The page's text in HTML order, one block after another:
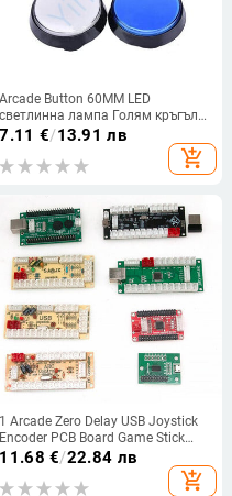
Arcade Button 60MM LED
светлинна лампа Голям кръгъл
Arcade Video Game Player Push
Button Switch Машина за аркадни
игри
7.11 €/13.91 лв
add_shopping_cart
1 Arcade Zero Delay USB Joystick
Encoder PCB Board Game Stick
Controller PC & Raspberry Pi
Управление на един играч без
кабел
11.68 €/22.84 лв
add_shopping_cart